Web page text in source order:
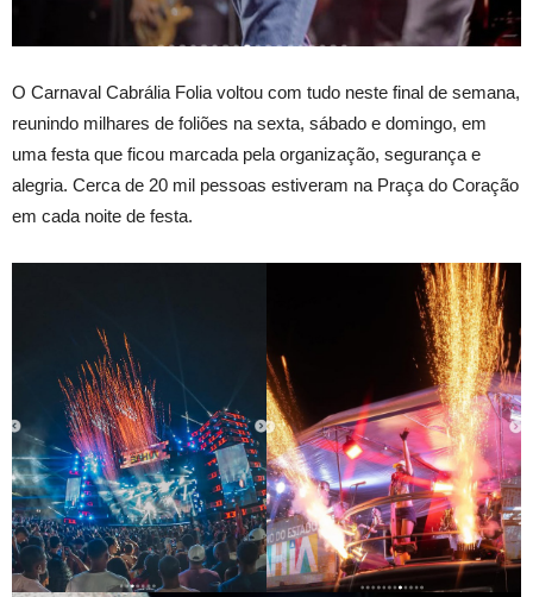
O Carnaval Cabrália Folia voltou com tudo neste final de semana,
reunindo milhares de foliões na sexta, sábado e domingo, em
uma festa que ficou marcada pela organização, segurança e
alegria. Cerca de 20 mil pessoas estiveram na Praça do Coração
em cada noite de festa.